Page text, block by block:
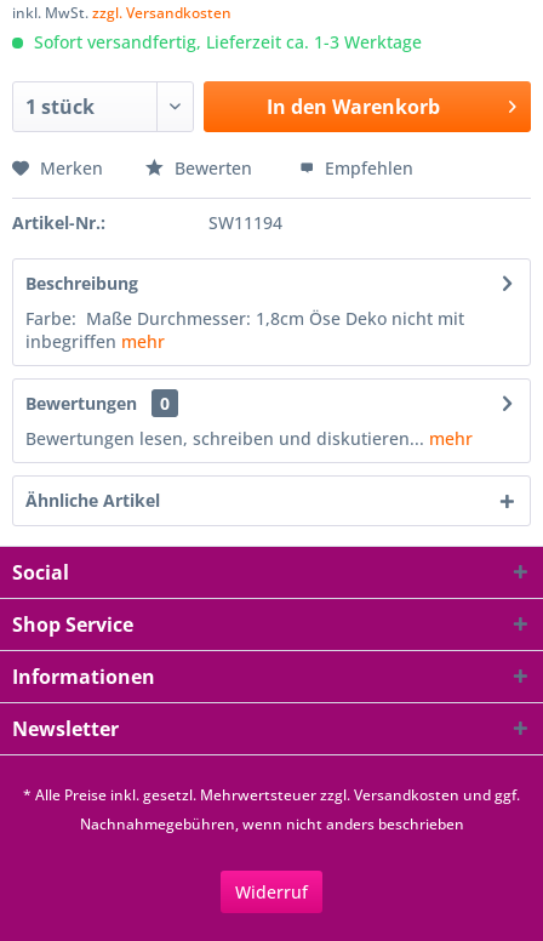
inkl. MwSt.zzgl. Versandkosten
Sofort versandfertig, Lieferzeit ca. 1-3 Werktage
In den Warenkorb
Merken Bewerten Empfehlen
Artikel-Nr.: SW11194
Beschreibung
Farbe: Maße Durchmesser: 1,8cm Öse Deko nicht mit
inbegriffen mehr
Bewertungen
0
Bewertungen lesen, schreiben und diskutieren... mehr
Ähnliche Artikel
Social
Shop Service
Informationen
Newsletter
* Alle Preise inkl. gesetzl. Mehrwertsteuer zzgl.Versandkosten und ggf.
Nachnahmegebühren, wenn nicht anders beschrieben
Widerruf